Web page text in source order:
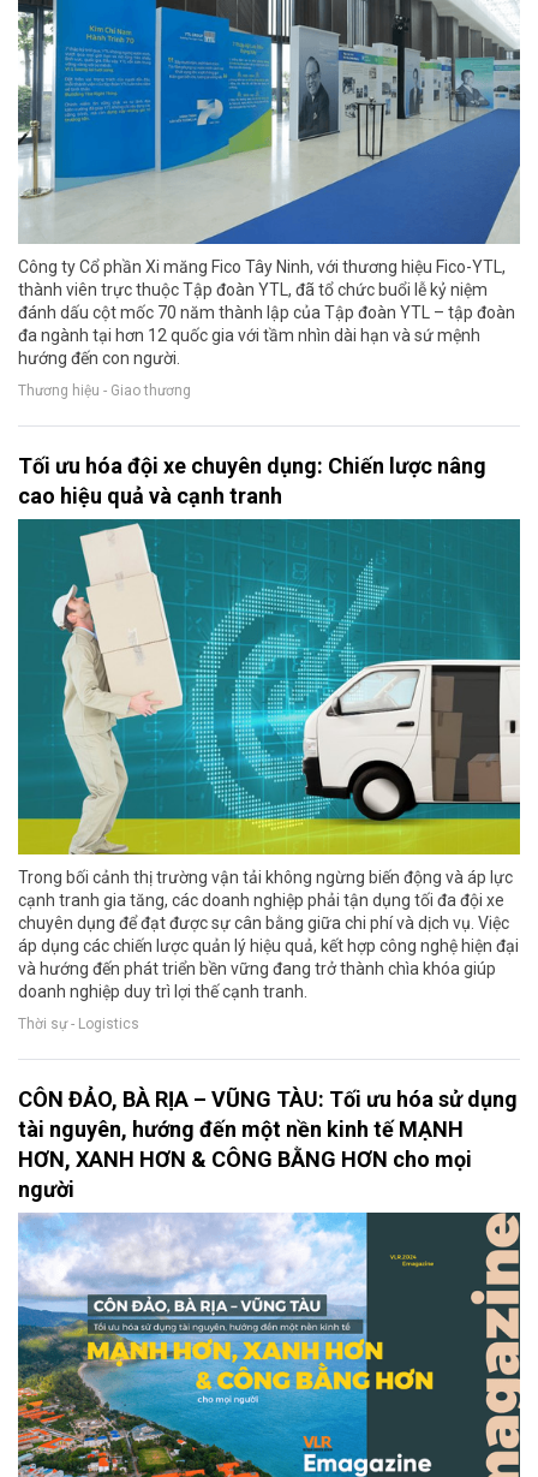
Công ty Cổ phần Xi măng Fico Tây Ninh, với thương hiệu Fico-YTL,
thành viên trực thuộc Tập đoàn YTL, đã tổ chức buổi lễ kỷ niệm
đánh dấu cột mốc 70 năm thành lập của Tập đoàn YTL – tập đoàn
đa ngành tại hơn 12 quốc gia với tầm nhìn dài hạn và sứ mệnh
hướng đến con người.
Thương hiệu - Giao thương
Tối ưu hóa đội xe chuyên dụng: Chiến lược nâng
cao hiệu quả và cạnh tranh
Trong bối cảnh thị trường vận tải không ngừng biến động và áp lực
cạnh tranh gia tăng, các doanh nghiệp phải tận dụng tối đa đội xe
chuyên dụng để đạt được sự cân bằng giữa chi phí và dịch vụ. Việc
áp dụng các chiến lược quản lý hiệu quả, kết hợp công nghệ hiện đại
và hướng đến phát triển bền vững đang trở thành chìa khóa giúp
doanh nghiệp duy trì lợi thế cạnh tranh.
Thời sự - Logistics
CÔN ĐẢO, BÀ RỊA – VŨNG TÀU: Tối ưu hóa sử dụng
tài nguyên, hướng đến một nền kinh tế MẠNH
HƠN, XANH HƠN & CÔNG BẰNG HƠN cho mọi
người